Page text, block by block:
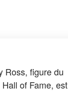
Ross, figure du
of Fame, est